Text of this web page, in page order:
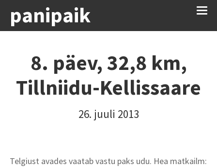
panipaik
8. päev, 32,8 km,
Tillniidu-Kellissaare
26. juuli 2013
Telgiust avades vaatab vastu paks udu. Hea matkailm: